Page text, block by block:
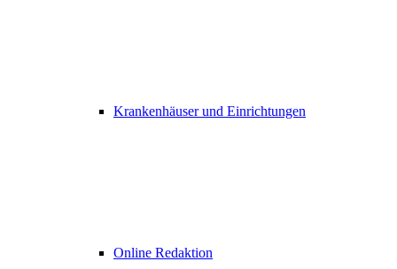
Krankenhäuser und Einrichtungen
Online Redaktion